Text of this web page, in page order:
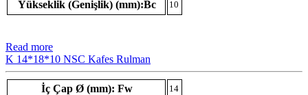
Yükseklik (Genişlik) (mm):Bc 10
Read more
K 14*18*10 NSC Kafes Rulman
İç Çap Ø (mm): Fw 14